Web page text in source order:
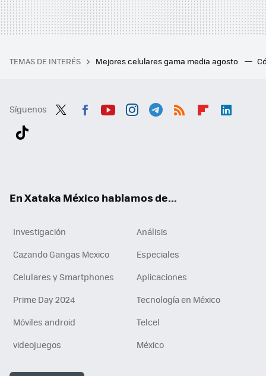
TEMAS DE INTERÉS Mejores celulares gama media agosto
Síguenos
En Xataka México hablamos de...
Investigación
Análisis
Cazando Gangas Mexico
Especiales
Celulares y Smartphones
Aplicaciones
Prime Day 2024
Tecnología en México
Móviles android
Telcel
videojuegos
México